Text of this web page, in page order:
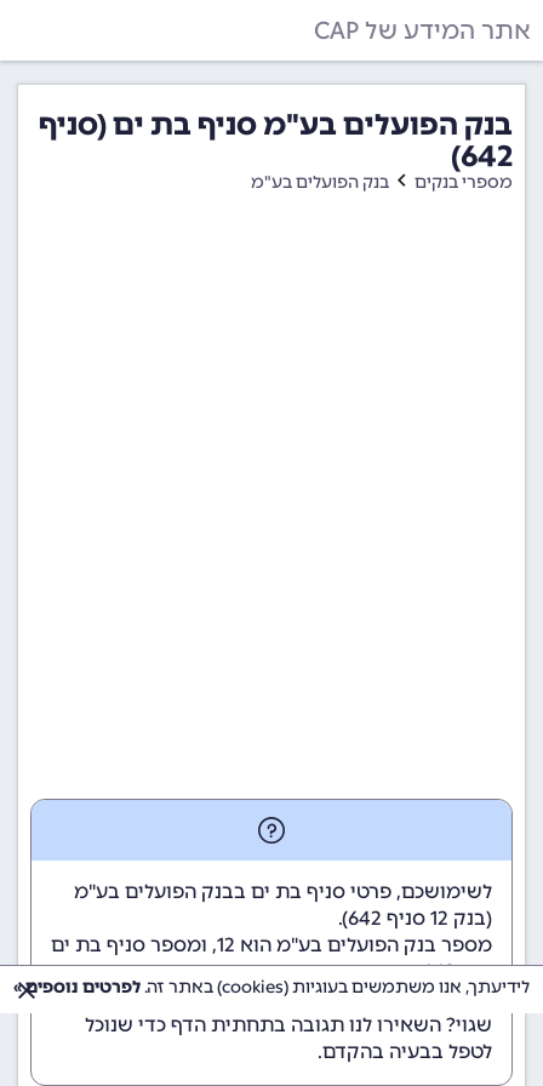
אתר המידע של CAP
בנק הפועלים בע"מ סניף בת ים (סניף
642)
מספרי בנקים בנק הפועלים בע"מ
לשימושכם, פרטי סניף בת ים בבנק הפועלים בע"מ
(בנק 12
סניף 642).
מספר בנק הפועלים בע"מ הוא 12
, ומספר סניף בת ים
הוא 642.
הנתונים מתעדכנים באופן קבוע. נתקלתם במידע
שגוי? השאירו לנו תגובה בתחתית הדף כדי שנוכל
לטפל בבעיה בהקדם.
לידיעתך, אנו משתמשים בעוגיות (cookies) באתר זה. לפרטים נוספים »